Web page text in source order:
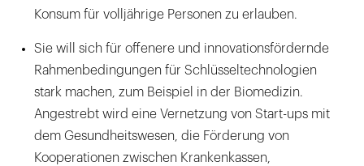
Konsum für volljährige Personen zu erlauben.
Sie will sich für offenere und innovationsfördernde
Rahmenbedingungen für Schlüsseltechnologien
stark machen, zum Beispiel in der Biomedizin.
Angestrebt wird eine Vernetzung von Start-ups mit
dem Gesundheitswesen, die Förderung von
Kooperationen zwischen Krankenkassen,